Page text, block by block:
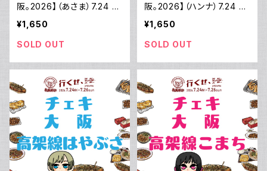
阪。2026】（あさま）7.24 笠
松チェキ
¥1,650
SOLD OUT
阪。2026】（ハンナ）7.24 笠
松チェキ
¥1,650
SOLD OUT